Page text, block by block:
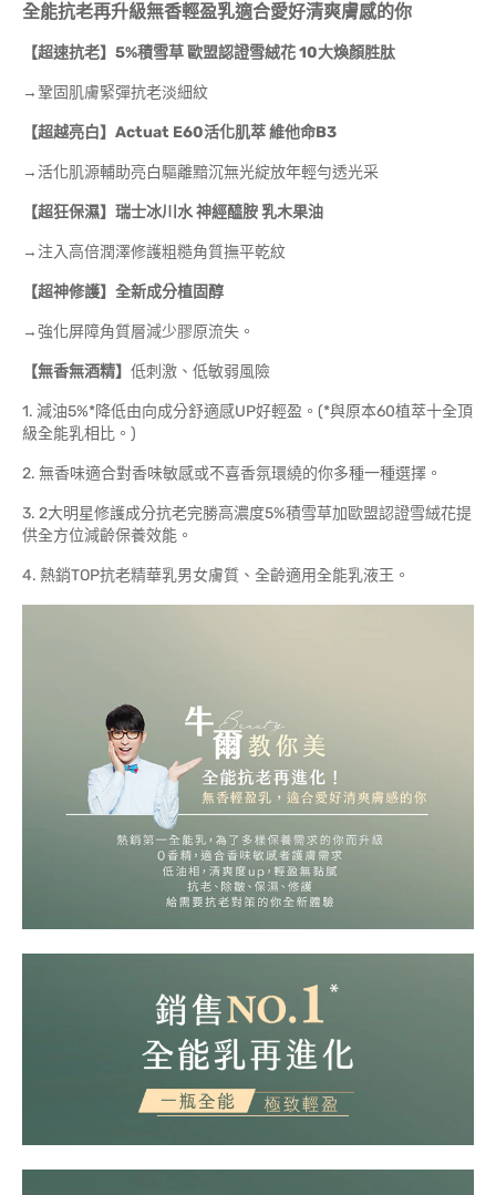
全能抗老再升級無香輕盈乳適合愛好清爽膚感的你
【超速抗老】5%積雪草 歐盟認證雪絨花 10大煥顏胜肽
→鞏固肌膚緊彈抗老淡細紋
【超越亮白】Actuat E60活化肌萃 維他命B3
→活化肌源輔助亮白驅離黯沉無光綻放年輕勻透光采
【超狂保濕】瑞士冰川水 神經醯胺 乳木果油
→注入高倍潤澤修護粗糙角質撫平乾紋
【超神修護】全新成分植固醇
→強化屏障角質層減少膠原流失。
【無香無酒精】 低刺激、低敏弱風險
1. 減油5%*降低由向成分舒適感UP好輕盈。(*與原本60植萃十全頂
級全能乳相比。)
2. 無香味適合對香味敏感或不喜香氛環繞的你多種一種選擇。
3. 2大明星修護成分抗老完勝高濃度5%積雪草加歐盟認證雪絨花提
供全方位減齡保養效能。
4. 熱銷TOP抗老精華乳男女膚質、全齡適用全能乳液王。